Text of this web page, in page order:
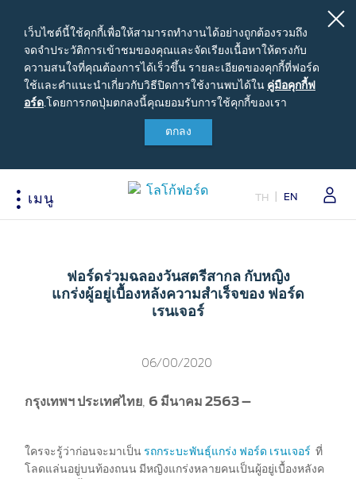
เว็บไซต์นี้ใช้คุกกี้เพื่อให้สามารถทำงานได้อย่างถูกต้องรวมถึง
จดจำประวัติการเข้าชมของคุณและจัดเรียงเนื้อหาให้ตรงกับ
ความสนใจที่คุณต้องการได้เร็วขึ้น รายละเอียดของคุกกี้ที่ฟอร์ด
ใช้และคำแนะนำเกี่ยวกับวิธีปิดการใช้งานพบได้ใน คู่มือ
คุ
คู่มือคุกกี้ฟ
อร์ดโดยการกดปุ่มตกลงนี้คุณยอมรับการใช้คุกกี้ของเรา
ตกลง
เมนู TH EN
ปรับแต่งและเสนอราคา
เปรียบเทียบรุ่นรถ เรนเจอร์
ข้อเสนอพิเศษ
Fleet
เจ้าของรถยนต์ฟอร์ด
นัดหมายออนไลน์เพื่อเข้ารับบริการ
เข้าสู่ระบบ
อุปกรณ์ตกแต่งฟอร์ดแท้
Body Equipment Mounting
The Ford App
คุ้มครอง
ข้อมูลองค์กร
ฟอร์ดร่วมฉลองวันสตรีสากล กับหญิง
แกร่งผู้อยู่เบื้องหลังความสำเร็จของ ฟอร์ด
เรนเจอร์
06/00/2020
กรุงเทพฯ ประเทศไทย, 6 มีนาคม 2563 –
ใครจะรู้ว่าก่อนจะมาเป็นรถกระบะพันธุ์แกร่ง ฟอร์ด เรนเจอร์ ที่
โลดแล่นอยู่บนท้องถนน มีหญิงแกร่งหลายคนเป็นผู้อยู่เบื้องหลังค